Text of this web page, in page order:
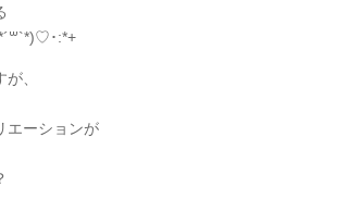
･:*+
、
エーションが